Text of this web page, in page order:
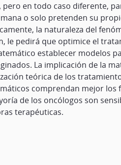
en todo caso diferente,
o solo pretenden su
la naturaleza del
le pedirá que optimice el
establecer modelos
La implicación de la
teórica de los
comprendan mejor
de los oncólogos son
terapéuticas.